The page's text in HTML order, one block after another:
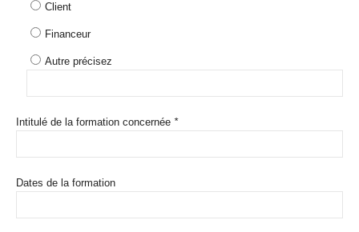
Client
Financeur
Autre précisez
Intitulé de la formation concernée *
Dates de la formation